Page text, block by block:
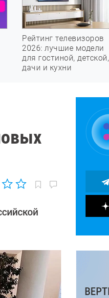
Рейтинг телевизоров
2026: лучшие модели
для гостиной, детской,
дачи и кухни